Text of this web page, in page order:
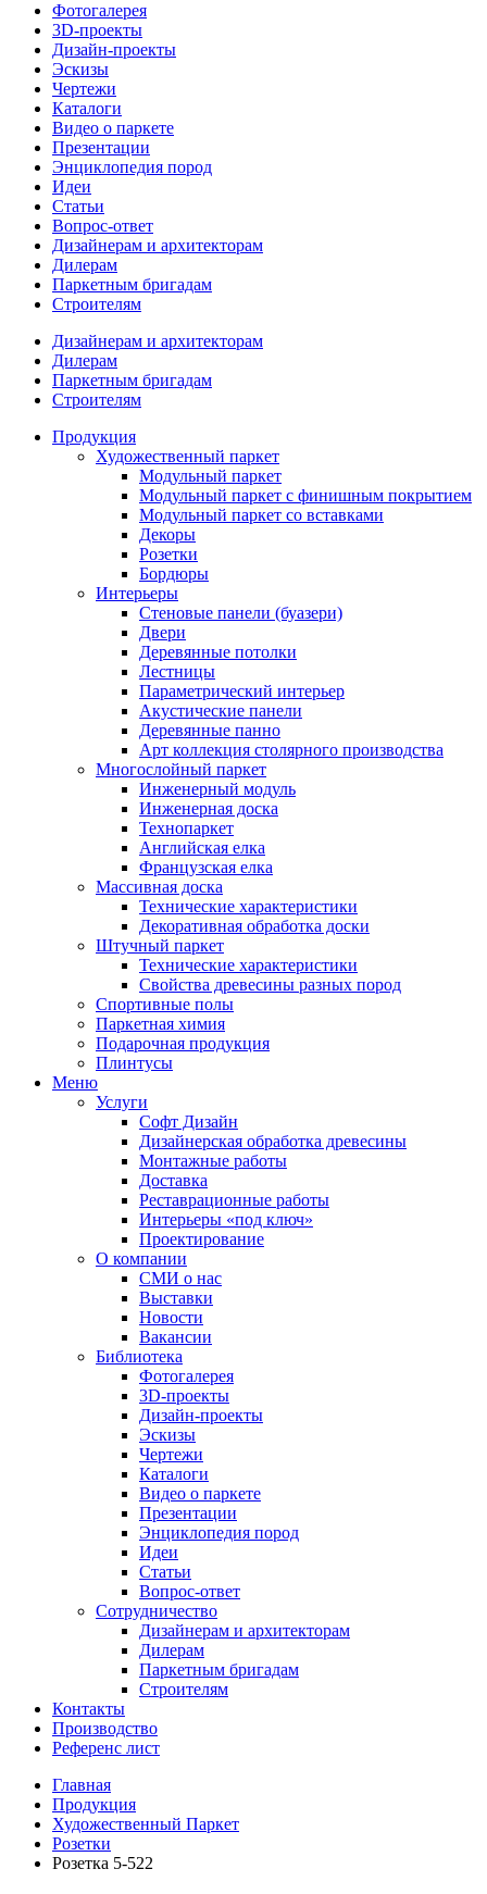
Фотогалерея
3D-проекты
Дизайн-проекты
Эскизы
Чертежи
Каталоги
Видео о паркете
Презентации
Энциклопедия пород
Идеи
Статьи
Вопрос-ответ
Дизайнерам и архитекторам
Дилерам
Паркетным бригадам
Строителям
Дизайнерам и архитекторам
Дилерам
Паркетным бригадам
Строителям
Продукция
Художественный паркет
Модульный паркет
Модульный паркет с финишным покрытием
Модульный паркет со вставками
Декоры
Розетки
Бордюры
Интерьеры
Стеновые панели (буазери)
Двери
Деревянные потолки
Лестницы
Параметрический интерьер
Акустические панели
Деревянные панно
Арт коллекция столярного производства
Многослойный паркет
Инженерный модуль
Инженерная доска
Технопаркет
Английская елка
Французская елка
Массивная доска
Технические характеристики
Декоративная обработка доски
Штучный паркет
Технические характеристики
Свойства древесины разных пород
Спортивные полы
Паркетная химия
Подарочная продукция
Плинтусы
Меню
Услуги
Софт Дизайн
Дизайнерская обработка древесины
Монтажные работы
Доставка
Реставрационные работы
Интерьеры «под ключ»
Проектирование
О компании
СМИ о нас
Выставки
Новости
Вакансии
Библиотека
Фотогалерея
3D-проекты
Дизайн-проекты
Эскизы
Чертежи
Каталоги
Видео о паркете
Презентации
Энциклопедия пород
Идеи
Статьи
Вопрос-ответ
Сотрудничество
Дизайнерам и архитекторам
Дилерам
Паркетным бригадам
Строителям
Контакты
Производство
Референс лист
Главная
Продукция
Художественный Паркет
Розетки
Розетка 5-522